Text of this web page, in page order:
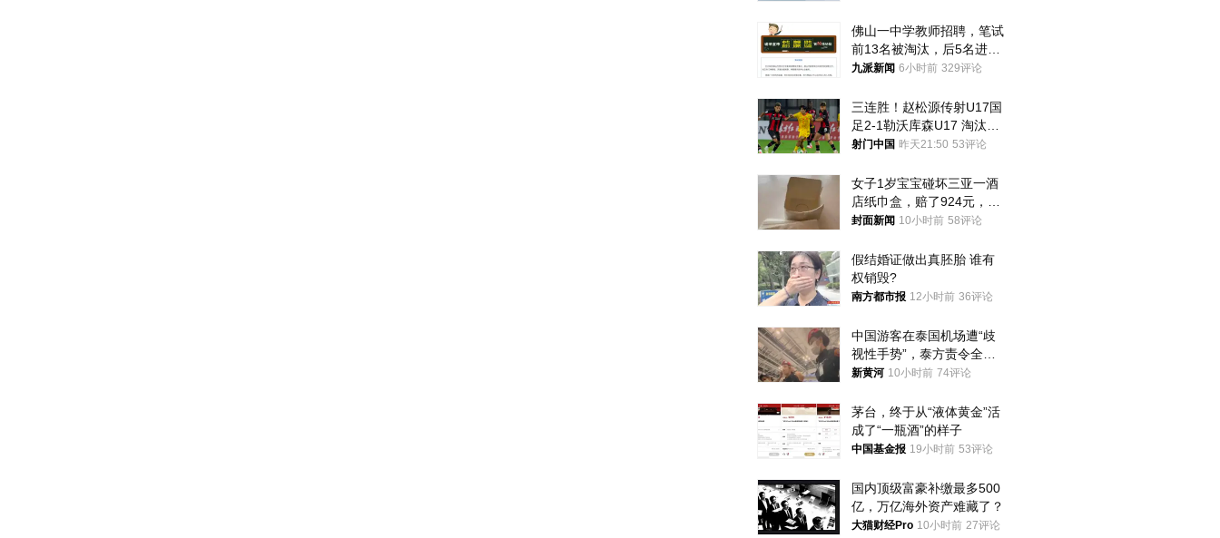
佛山一中学教师招聘，笔试
前13名被淘汰，后5名进体
检，被疑萝卜岗，官方通
九派新闻 6小时前 329评论
三连胜！赵松源传射U17国
足2-1勒沃库森U17 淘汰赛
将战河床
射门中国 昨天21:50 53评论
女子1岁宝宝碰坏三亚一酒
店纸巾盒，赔了924元，发
帖吐槽后酒店退还一半的
封面新闻 10小时前 58评论
假结婚证做出真胚胎 谁有
权销毁?
南方都市报 12小时前 36评论
中国游客在泰国机场遭“歧
视性手势”，泰方责令全面
调查，对责任人采取最严厉
新黄河 10小时前 74评论
茅台，终于从“液体黄金”活
成了“一瓶酒”的样子
中国基金报 19小时前 53评论
国内顶级富豪补缴最多500
亿，万亿海外资产难藏了？
大猫财经Pro 10小时前 27评论